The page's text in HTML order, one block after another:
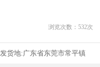
浏览次数： 532次
发货地:广东省东莞市常平镇